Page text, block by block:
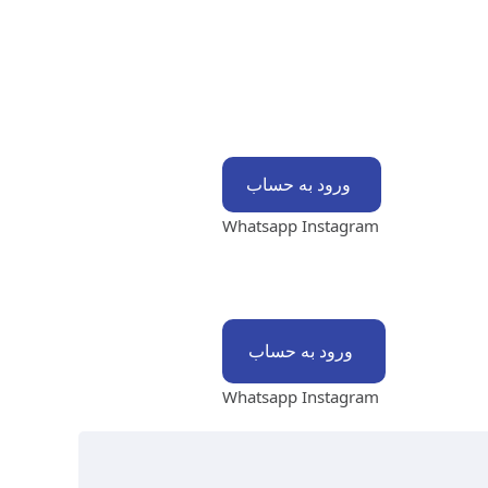
ورود به حساب
Whatsapp Instagram
ورود به حساب
Whatsapp Instagram